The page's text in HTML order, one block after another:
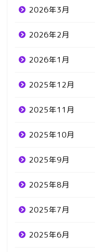
2026年3月
2026年2月
2026年1月
2025年12月
2025年11月
2025年10月
2025年9月
2025年8月
2025年7月
2025年6月